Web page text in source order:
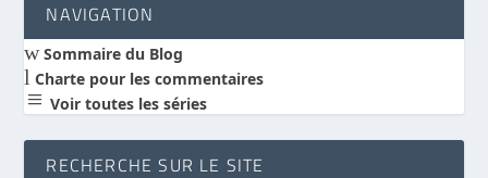
NAVIGATION
wSommaire du Blog
l Charte pour les commentaires
a Voir toutes les séries
RECHERCHE SUR LE SITE